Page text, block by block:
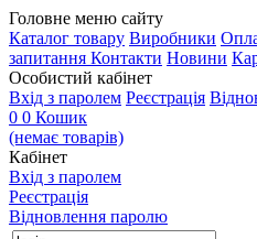
Головне меню сайту
Каталог товару Виробники
запитання Контакти Новини
Особистий кабінет
Вхід з паролем Реєстрація
0 0 Кошик
(немає товарів)
Кабінет
Вхід з паролем
Реєстрація
Відновлення паролю